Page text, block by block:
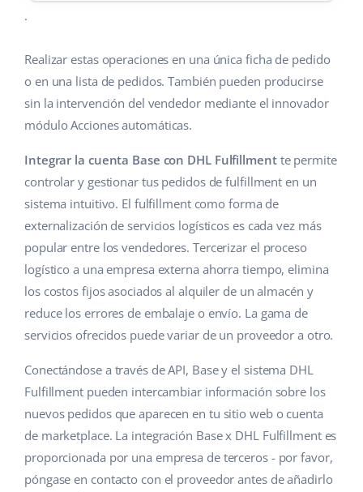
.
Realizar estas operaciones en una única ficha de pedido
o en una lista de pedidos. También pueden producirse
sin la intervención del vendedor mediante el innovador
módulo Acciones automáticas.
Integrar la cuenta Base con DHL Fulfillmentte permite
controlar y gestionar tus pedidos de fulfillment en un
sistema intuitivo. El fulfillment como forma de
externalización de servicios logísticos es cada vez más
popular entre los vendedores. Tercerizar el proceso
logístico a una empresa externa ahorra tiempo, elimina
los costos fijos asociados al alquiler de un almacén y
reduce los errores de embalaje o envío. La gama de
servicios ofrecidos puede variar de un proveedor a otro.
Conectándose a través de API, Base y el sistema DHL
Fulfillment pueden intercambiar información sobre los
nuevos pedidos que aparecen en tu sitio web o cuenta
de marketplace. La integración Base x DHL Fulfillment es
proporcionada por una empresa de terceros - por favor,
póngase en contacto con el proveedor antes de añadirlo